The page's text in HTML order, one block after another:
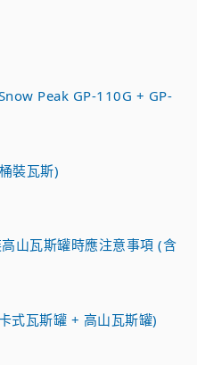
Peak GP-110G + GP-
裝瓦斯)
山瓦斯罐時應注意事項 (含
式瓦斯罐 + 高山瓦斯罐)